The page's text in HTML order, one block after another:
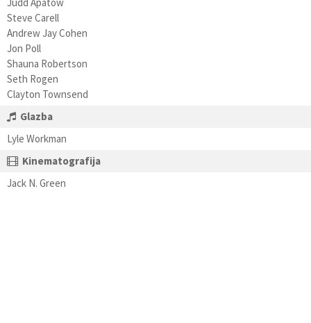
Steve Carell
Andrew Jay Cohen
Jon Poll
Shauna Robertson
Seth Rogen
Clayton Townsend
Glazba
Lyle Workman
Kinematografija
Jack N. Green